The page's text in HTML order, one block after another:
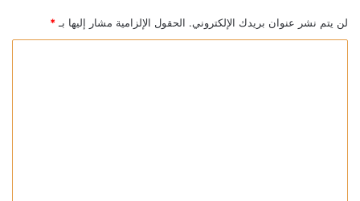
لن يتم نشر عنوان بريدك الإلكتروني. الحقول الإلزامية مشار إليها بـ *